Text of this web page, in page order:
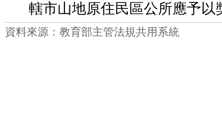
轄市山地原住民區公所應予以
資料來源：教育部主管法規共用系統